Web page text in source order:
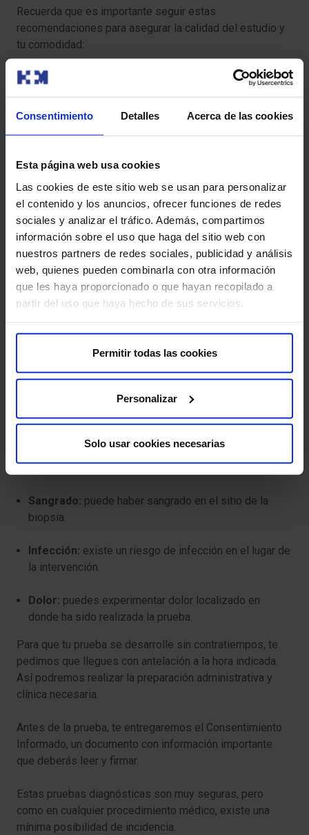
Consentimiento Detalles Acerca de las cookies
Esta página web usa cookies
Las cookies de este sitio web se usan para personalizar
el contenido y los anuncios, ofrecer funciones de redes
sociales y analizar el tráfico. Además, compartimos
información sobre el uso que haga del sitio web con
nuestros partners de redes sociales, publicidad y análisis
web, quienes pueden combinarla con otra información
que les haya proporcionado o que hayan recopilado a
partir del uso que haya hecho de sus servicios.
Permitir todas las cookies
Personalizar
Solo usar cookies necesarias
Recuerda que es importante seguir estas
recomendaciones para asegurar la calidad del estudio y
tu comodidad:
Informa sobre cualquier molestia:
informa a tu
médico sobre cualquier molestia o dolor que
experimentes durante el procedimiento.
cuidadosamente todas las instrucciones de
personal del hospital.
Informar sobre alergias y medicamentos:es
importante que informes a tu médico sobre cualquier
alergia que tengas y sobre todos los medicamentos
que estás tomando, incluyendo los de venta libre y los
suplementos.
¿Tiene algún riesgo?
Las biopsias dirigidas son generalmente seguras, pero
como cualquier procedimiento médico, tienen algunos
riesgos mínimos a considerar:
raras ocasiones, se pueden lesionar órganos o
estructuras adyacentes durante la biopsia.
Sangrado: puede haber sangrado en el sitio de la
biopsia.
Infección: existe un riesgo de infección en el lugar de
la intervención.
Dolor: puedes experimentar dolor localizado en
donde ha sido realizada la prueba.
Para que tu prueba se desarrolle sin contratiempos, te
pedimos que llegues con antelación a la hora indicada.
Así podremos realizar la preparación administrativa y
clínica necesaria.
Antes de la prueba, te entregaremos el Consentimiento
Informado, un documento con información importante
que deberás leer y firmar.
Estas pruebas diagnósticas son muy seguras, pero
como en cualquier procedimiento médico, existe una
mínima posibilidad de incidencia.